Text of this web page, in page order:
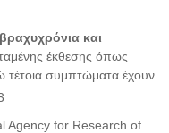
και
έκθεσης όπως
συμπτώματα έχουν
Agency for Research of